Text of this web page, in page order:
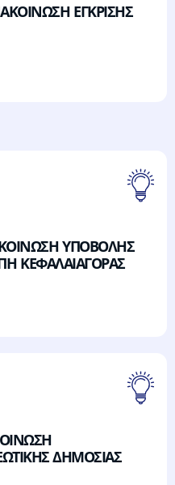
ΕΓΚΡΙΣΗΣ
ΥΠΟΒΟΛΗΣ
ΚΕΦΑΛΑΙΑΓΟΡΑΣ
ΔΗΜΟΣΙΑΣ